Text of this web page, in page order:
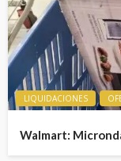
LIQUIDACIONES
Walmart: